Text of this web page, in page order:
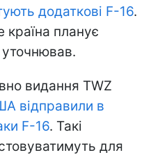
додаткові F-16.
планує
уточнював.
видання TWZ
відправили в
F-16. Такі
для